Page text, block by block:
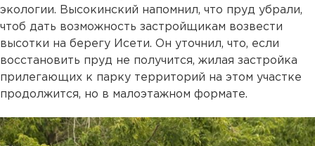
экологии. Высокинский напомнил, что пруд убрали,
чтоб дать возможность застройщикам возвести
высотки на берегу Исети. Он уточнил, что, если
восстановить пруд не получится, жилая застройка
прилегающих к парку территорий на этом участке
продолжится, но в малоэтажном формате.